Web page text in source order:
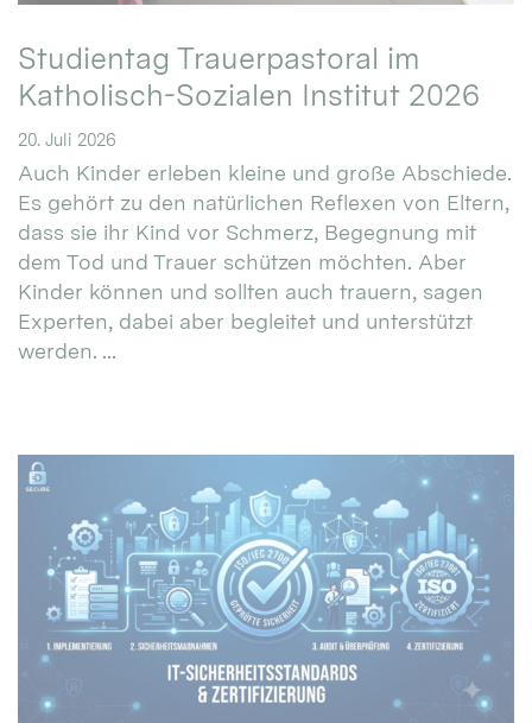
Studientag Trauerpastoral im
Katholisch-Sozialen Institut 2026
20. Juli 2026
Auch Kinder erleben kleine und große Abschiede.
Es gehört zu den natürlichen Reflexen von Eltern,
dass sie ihr Kind vor Schmerz, Begegnung mit
dem Tod und Trauer schützen möchten. Aber
Kinder können und sollten auch trauern, sagen
Experten, dabei aber begleitet und unterstützt
werden. ...